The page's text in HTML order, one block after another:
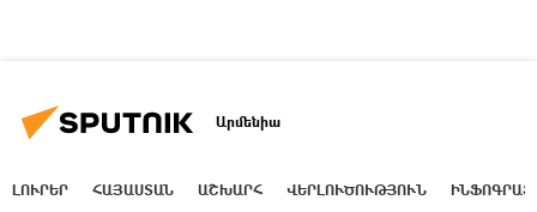
Արմենիա
ԼՈՒՐԵՐ ՀԱՅԱՍՏԱՆ ԱՇԽԱՐՀ ՎԵՐԼՈՒԾՈՒԹՅՈՒՆ